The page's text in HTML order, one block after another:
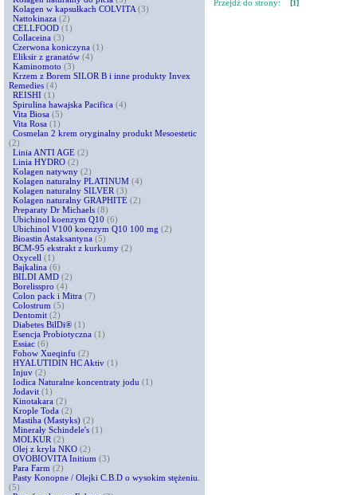
Kolagen w kapsułkach COLVITA (3)
Nattokinaza (2)
CELLFOOD (1)
Collaceina (3)
Czerwona koniczyna (1)
Eliksir z granatów (4)
Kaminomoto (3)
Krzem z Borem SILOR B i inne produkty Invex
Remedies (4)
REISHI (1)
Spirulina hawajska Pacifica (4)
Vita Biosa (5)
Vita Rosa (1)
Cosmelan 2 krem oryginalny produkt Mesoestetic
(2)
Linia ANTI AGE (2)
Linia HYDRO (2)
Kolagen natywny (2)
Kolagen naturalny PLATINUM (4)
Kolagen naturalny SILVER (3)
Kolagen naturalny GRAPHITE (2)
Preparaty Dr Michaels (8)
Ubichinol koenzym Q10 (6)
Ubichinol V100 koenzym Q10 100 mg (2)
Bioastin Astaksantyna (5)
BCM-95 ekstrakt z kurkumy (2)
Oxycell (1)
Bajkalina (6)
BILDI AMD (2)
Borelisspro (4)
Colon pack i Mitra (7)
Colostrum (5)
Dentomit (2)
Diabetes BilDi® (1)
Esencja Probiotyczna (1)
Essiac (6)
Fohow Xueqinfu (2)
HYALUTIDIN HC Aktiv (1)
Injuv (2)
Iodica Naturalne koncentraty jodu (1)
Jodavit (1)
Kinotakara (2)
Krople Toda (2)
Mastiha (Mastyks) (2)
Minerały Schindele's (1)
MOLKUR (2)
Olej z kryla NKO (2)
OVOBIOVITA Initium (3)
Para Farm (2)
Pasty Konopne / Olejki C.B.D o wysokim stężeniu.
(5)
Przejdź do strony:
[1]